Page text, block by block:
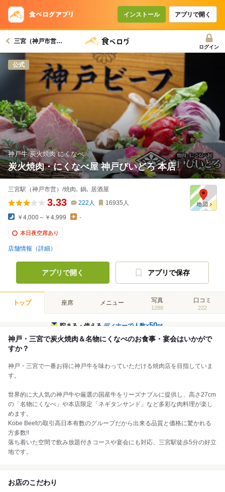
インストール アプリで開く
三宮（神戸市営）駅グルメへ
ログイン
公式
神戸牛 炭火焼肉 にくなべ
炭火焼肉・にくなべ屋 神戸びいどろ 本店
三宮駅（神戸市営）/焼肉､ 鍋､ 居酒屋
3.33 222 人 16935 人
￥4,000～￥4,999 -
本日夜空席あり
店舗情報（詳細）
アプリで開く アプリで保存
トップ 座席 メニュー 写真
1288
口コミ
222
貯まる・使えるディナーで人数×50pt
神戸・三宮で炭火焼肉＆名物にくなべのお食事・宴会はいかがで
すか？
神戸・三宮で一番お得に神戸牛を味わっていただける焼肉店を目指していま
す。
世界的に大人気の神戸牛や厳選の国産牛をリーズナブルに提供し、高さ27cm
の「名物にくなべ」や本店限定「ネギタンサンド」など多彩な肉料理が楽し
めます。
Kobe Beefの取引高日本有数のグループだから出来る品質と価格に驚かれる
方多数!!
落ち着いた空間で飲み放題付きコースや宴会にも対応、三宮駅徒歩5分の好立
地です。
お店のこだわり
コースで使えるクーポン
戻る
クーポンを利用せず予約する